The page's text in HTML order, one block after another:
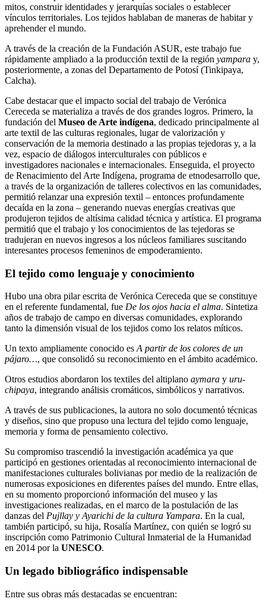
mitos, construir identidades y jerarquías sociales o establecer
vínculos territoriales. Los tejidos hablaban de maneras de habitar y
aprehender el mundo.
A través de la creación de la Fundación ASUR, este trabajo fue
rápidamente ampliado a la producción textil de la región yampara y,
posteriormente, a zonas del Departamento de Potosí (Tinkipaya,
Calcha).
Cabe destacar que el impacto social del trabajo de Verónica
Cereceda se materializa a través de dos grandes logros. Primero, la
fundación del Museo de Arte indígena, dedicado principalmente al
arte textil de las culturas regionales, lugar de valorización y
conservación de la memoria destinado a las propias tejedoras y, a la
vez, espacio de diálogos interculturales con públicos e
investigadores nacionales e internacionales. Enseguida, el proyecto
de Renacimiento del Arte Indígena, programa de etnodesarrollo que,
a través de la organización de talleres colectivos en las comunidades,
permitió relanzar una expresión textil – entonces profundamente
decaída en la zona – generando nuevas energías creativas que
produjeron tejidos de altísima calidad técnica y artística. El programa
permitió que el trabajo y los conocimientos de las tejedoras se
tradujeran en nuevos ingresos a los núcleos familiares suscitando
interesantes procesos femeninos de empoderamiento.
El tejido como lenguaje y conocimiento
Hubo una obra pilar escrita de Verónica Cereceda que se constituye
en el referente fundamental, fue De los ojos hacia el alma. Sintetiza
años de trabajo de campo en diversas comunidades, explorando
tanto la dimensión visual de los tejidos como los relatos míticos.
Un texto ampliamente conocido es A partir de los colores de un
pájaro…, que consolidó su reconocimiento en el ámbito académico.
Otros estudios abordaron los textiles del altiplano aymara y uru-
chipaya, integrando análisis cromáticos, simbólicos y narrativos.
A través de sus publicaciones, la autora no solo documentó técnicas
y diseños, sino que propuso una lectura del tejido como lenguaje,
memoria y forma de pensamiento colectivo.
Su compromiso trascendió la investigación académica ya que
participó en gestiones orientadas al reconocimiento internacional de
manifestaciones culturales bolivianas por medio de la realización de
numerosas exposiciones en diferentes países del mundo. Entre ellas,
en su momento proporcionó información del museo y las
investigaciones realizadas, en el marco de la postulación de las
danzas del Pujllay y Ayarichi de la cultura Yampara. En la cual,
también participó, su hija, Rosalía Martínez, con quién se logró su
inscripción como Patrimonio Cultural Inmaterial de la Humanidad
en 2014 por la UNESCO.
Un legado bibliográfico indispensable
Entre sus obras más destacadas se encuentran: